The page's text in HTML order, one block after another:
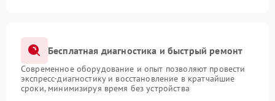
Бесплатная диагностика и быстрый ремонт
Современное оборудование и опыт позволяют провести
экспресс-диагностику и восстановление в кратчайшие
сроки, минимизируя время без устройства